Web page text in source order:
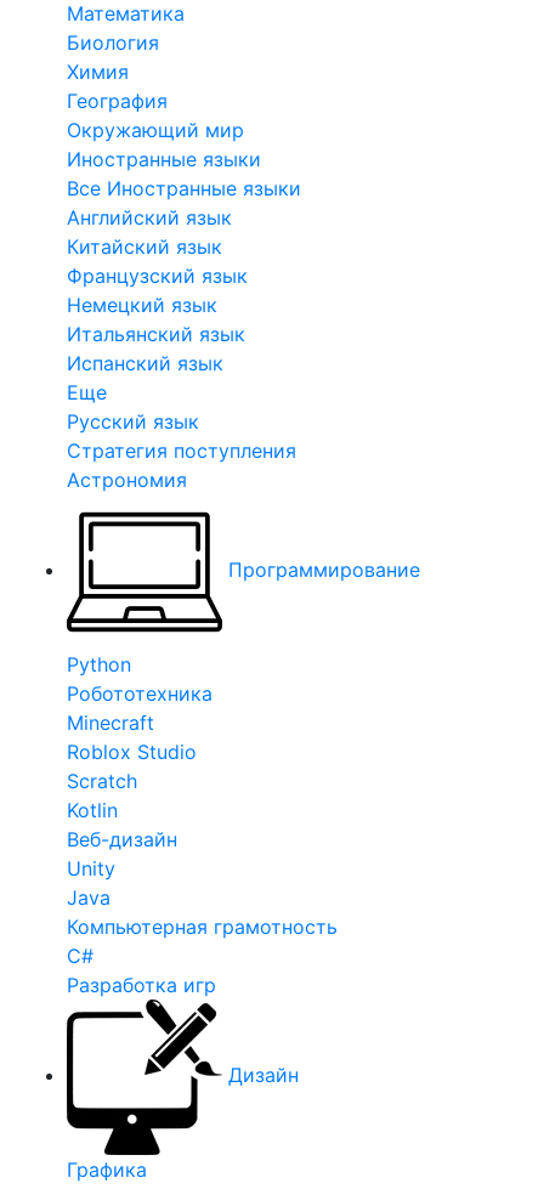
Математика
Биология
Химия
География
Окружающий мир
Иностранные языки
Все Иностранные языки
Английский язык
Китайский язык
Французский язык
Немецкий язык
Итальянский язык
Испанский язык
Еще
Русский язык
Стратегия поступления
Астрономия
Программирование
Python
Робототехника
Minecraft
Roblox Studio
Scratch
Kotlin
Веб-дизайн
Unity
Java
Компьютерная грамотность
C#
Разработка игр
Дизайн
Графика